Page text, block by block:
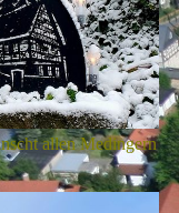
allen Medingern